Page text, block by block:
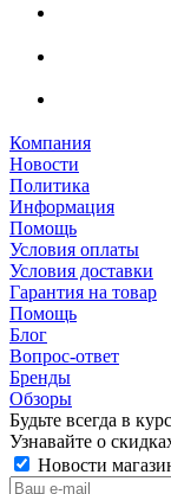
Компания
Новости
Политика
Информация
Помощь
Условия оплаты
Условия доставки
Гарантия на товар
Помощь
Блог
Вопрос-ответ
Бренды
Обзоры
Будьте всегда в
Узнавайте о
Новости